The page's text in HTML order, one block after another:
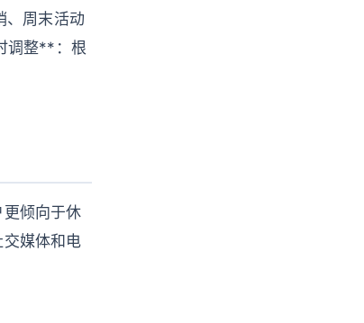
、周末活动
调整**：根
倾向于休
媒体和电